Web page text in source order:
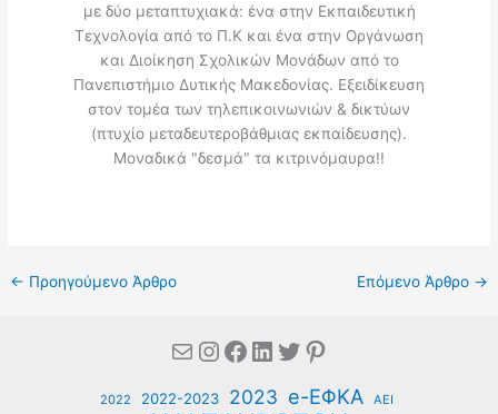
με δύο μεταπτυχιακά: ένα στην Εκπαιδευτική
Τεχνολογία από το Π.Κ και ένα στην Οργάνωση
και Διοίκηση Σχολικών Μονάδων από το
Πανεπιστήμιο Δυτικής Μακεδονίας. Εξειδίκευση
στον τομέα των τηλεπικοινωνιών & δικτύων
(πτυχίο μεταδευτεροβάθμιας εκπαίδευσης).
Μοναδικά "δεσμά" τα κιτρινόμαυρα!!
← Προηγούμενο Άρθρο Επόμενο Άρθρο →
MailInstagram
Facebook
Linkedin
Twitter
Pinterest
2022 2022-2023 2023 e-ΕΦΚΑ ΑΕΙ